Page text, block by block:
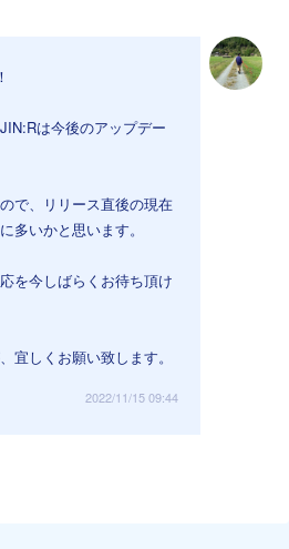
は今後のアップデー
で、リリース直後の現在
多いかと思います。
を今しばらくお待ち頂け
宜しくお願い致します。
2022/11/15 09:44